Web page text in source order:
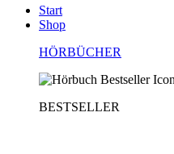
Start
Shop
HÖRBÜCHER
BESTSELLER